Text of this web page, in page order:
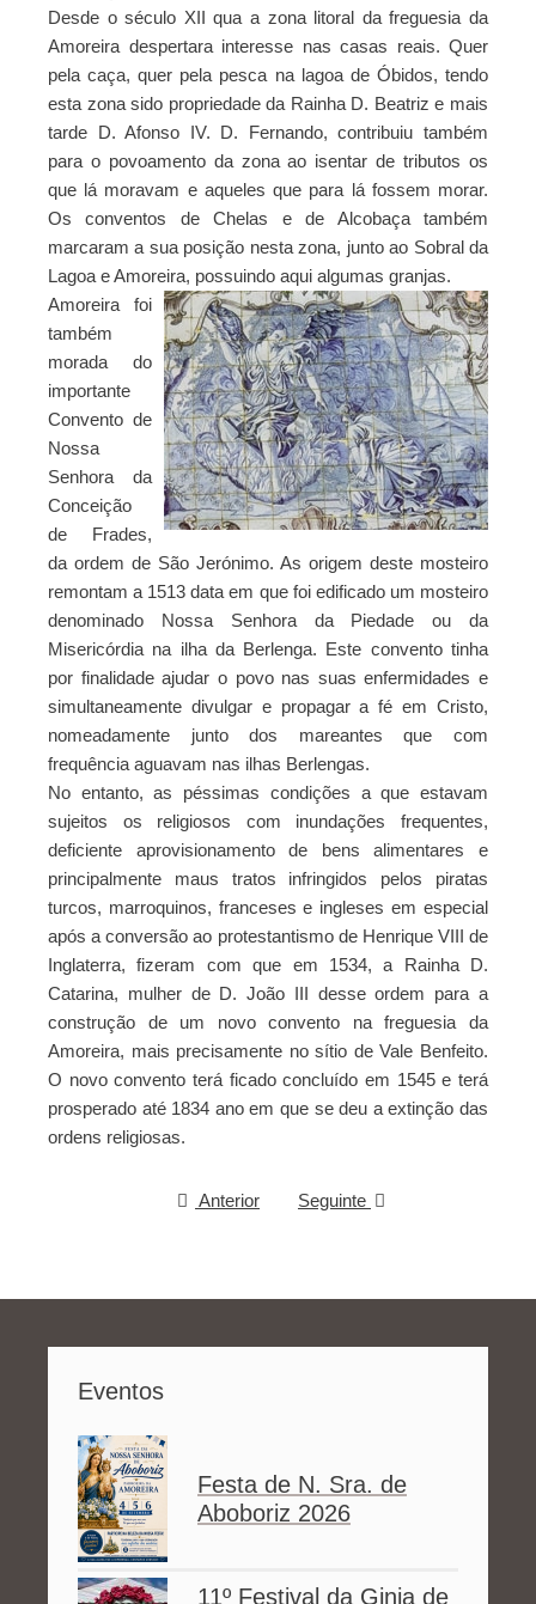
Desde o século XII qua a zona litoral da freguesia da
Amoreira despertara interesse nas casas reais. Quer
pela caça, quer pela pesca na lagoa de Óbidos, tendo
esta zona sido propriedade da Rainha D. Beatriz e mais
tarde D. Afonso IV. D. Fernando, contribuiu também
para o povoamento da zona ao isentar de tributos os
que lá moravam e aqueles que para lá fossem morar.
Os conventos de Chelas e de Alcobaça também
marcaram a sua posição nesta zona, junto ao Sobral da
Lagoa e Amoreira, possuindo aqui algumas granjas.
Amoreira foi
também
morada do
importante
Convento de
Nossa
Senhora da
Conceição
de Frades,
da ordem de São Jerónimo. As origem deste mosteiro
remontam a 1513 data em que foi edificado um mosteiro
denominado Nossa Senhora da Piedade ou da
Misericórdia na ilha da Berlenga. Este convento tinha
por finalidade ajudar o povo nas suas enfermidades e
simultaneamente divulgar e propagar a fé em Cristo,
nomeadamente junto dos mareantes que com
frequência aguavam nas ilhas Berlengas.
No entanto, as péssimas condições a que estavam
sujeitos os religiosos com inundações frequentes,
deficiente aprovisionamento de bens alimentares e
principalmente maus tratos infringidos pelos piratas
turcos, marroquinos, franceses e ingleses em especial
após a conversão ao protestantismo de Henrique VIII de
Inglaterra, fizeram com que em 1534, a Rainha D.
Catarina, mulher de D. João III desse ordem para a
construção de um novo convento na freguesia da
Amoreira, mais precisamente no sítio de Vale Benfeito.
O novo convento terá ficado concluído em 1545 e terá
prosperado até 1834 ano em que se deu a extinção das
ordens religiosas.
Anterior Seguinte
Eventos
Festa de N. Sra. de
Aboboriz 2026
11º Festival da Ginja de